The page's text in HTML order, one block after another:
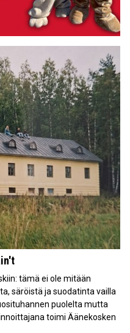
tämä ei ole mitään
säröistä ja suodatinta vailla
puolelta mutta
toimi Äänekosken